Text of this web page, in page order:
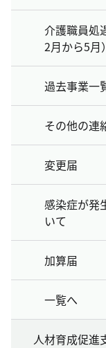
介護職員処
2月から5月）
過去事業一
その他の連
変更届
感染症が発
いて
加算届
一覧へ
人材育成促進